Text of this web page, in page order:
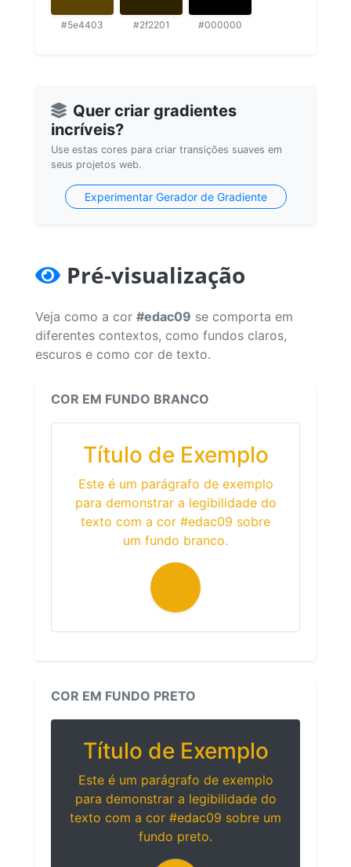
#5e4403 #2f2201 #000000
Quer criar gradientes
incríveis?
Use estas cores para criar transições suaves em
seus projetos web.
Experimentar Gerador de Gradiente
Pré-visualização
Veja como a cor #edac09 se comporta em
diferentes contextos, como fundos claros,
escuros e como cor de texto.
COR EM FUNDO BRANCO
Título de Exemplo
Este é um parágrafo de exemplo
para demonstrar a legibilidade do
texto com a cor #edac09 sobre
um fundo branco.
COR EM FUNDO PRETO
Título de Exemplo
Este é um parágrafo de exemplo
para demonstrar a legibilidade do
texto com a cor #edac09 sobre um
fundo preto.